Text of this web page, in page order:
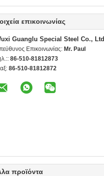
επικοινωνίας
Guanglu Special Steel Co., Ltd
Επικοινωνίας: Mr. Paul
86-510-81812873
86-510-81812872
προϊόντα